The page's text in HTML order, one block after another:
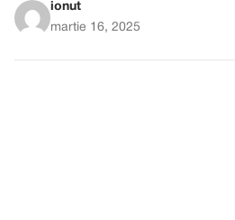
Un Soț Bogat
ionut
martie 16, 2025